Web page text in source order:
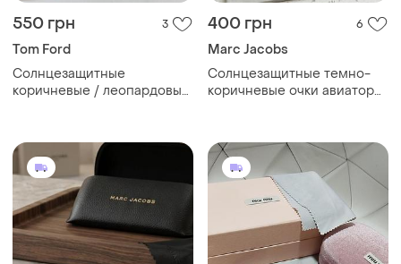
550 грн 3
Tom Ford
Солнцезащитные
коричневые / леопардовые
400 грн 6
Marc Jacobs
Солнцезащитные темно-
коричневые очки авиаторы,